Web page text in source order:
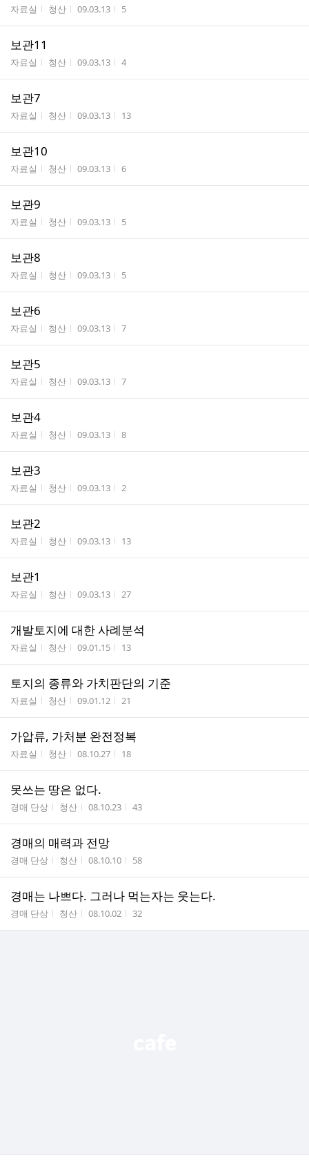
게시판명
자료실 작성자
청산 작성시간
09.03.13 조회수
5
보관11
게시판명
자료실 작성자
청산 작성시간
09.03.13 조회수
4
보관7
게시판명
자료실 작성자
청산 작성시간
09.03.13 조회수
13
보관10
게시판명
자료실 작성자
청산 작성시간
09.03.13 조회수
6
보관9
게시판명
자료실 작성자
청산 작성시간
09.03.13 조회수
5
보관8
게시판명
자료실 작성자
청산 작성시간
09.03.13 조회수
5
보관6
게시판명
자료실 작성자
청산 작성시간
09.03.13 조회수
7
보관5
게시판명
자료실 작성자
청산 작성시간
09.03.13 조회수
7
보관4
게시판명
자료실 작성자
청산 작성시간
09.03.13 조회수
8
보관3
게시판명
자료실 작성자
청산 작성시간
09.03.13 조회수
2
보관2
게시판명
자료실 작성자
청산 작성시간
09.03.13 조회수
13
보관1
게시판명
자료실 작성자
청산 작성시간
09.03.13 조회수
27
개발토지에 대한 사례분석
게시판명
자료실 작성자
청산 작성시간
09.01.15 조회수
13
토지의 종류와 가치판단의 기준
게시판명
자료실 작성자
청산 작성시간
09.01.12 조회수
21
가압류, 가처분 완전정복
게시판명
자료실 작성자
청산 작성시간
08.10.27 조회수
18
못쓰는 땅은 없다.
게시판명
경매 단상 작성자
청산 작성시간
08.10.23 조회수
43
경매의 매력과 전망
게시판명
경매 단상 작성자
청산 작성시간
08.10.10 조회수
58
경매는 나쁘다. 그러나 먹는자는 웃는다.
게시판명
경매 단상 작성자
청산 작성시간
08.10.02 조회수
32